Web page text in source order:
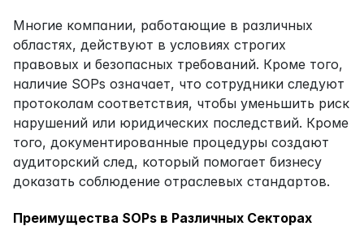
Многие компании, работающие в различных
областях, действуют в условиях строгих
правовых и безопасных требований. Кроме того,
наличие SOPs означает, что сотрудники следуют
протоколам соответствия, чтобы уменьшить риск
нарушений или юридических последствий. Кроме
того, документированные процедуры создают
аудиторский след, который помогает бизнесу
доказать соблюдение отраслевых стандартов.
Преимущества SOPs в Различных Секторах